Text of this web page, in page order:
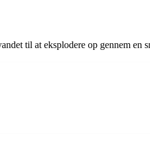
til at eksplodere op gennem en